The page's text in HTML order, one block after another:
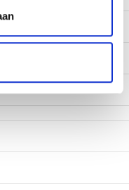
met andere
of die ze hebben
van hun services.